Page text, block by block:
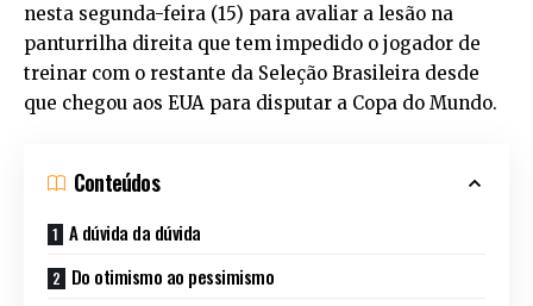
nesta segunda-feira (15) para avaliar a lesão na
panturrilha direita que tem impedido o jogador de
treinar com o restante da Seleção Brasileira desde
que chegou aos EUA para disputar a Copa do Mundo.
Conteúdos
A dúvida da dúvida
Do otimismo ao pessimismo